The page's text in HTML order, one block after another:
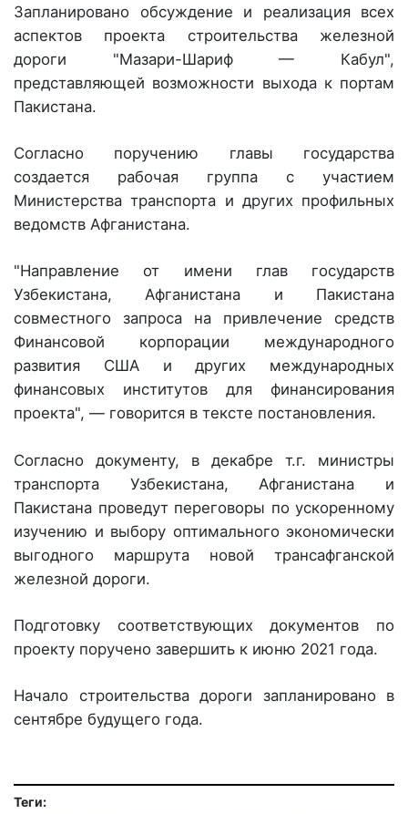
Запланировано обсуждение и реализация всех
аспектов проекта строительства железной
дороги "Мазари-Шариф — Кабул",
представляющей возможности выхода к портам
Пакистана.
Согласно поручению главы государства
создается рабочая группа с участием
Министерства транспорта и других профильных
ведомств Афганистана.
"Направление от имени глав государств
Узбекистана, Афганистана и Пакистана
совместного запроса на привлечение средств
Финансовой корпорации международного
развития США и других международных
финансовых институтов для финансирования
проекта", — говорится в тексте постановления.
Согласно документу, в декабре т.г. министры
транспорта Узбекистана, Афганистана и
Пакистана проведут переговоры по ускоренному
изучению и выбору оптимального экономически
выгодного маршрута новой трансафганской
железной дороги.
Подготовку соответствующих документов по
проекту поручено завершить к июню 2021 года.
Начало строительства дороги запланировано в
сентябре будущего года.
Теги: